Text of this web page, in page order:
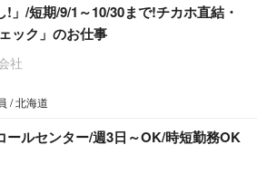
!」/短期/9/1～10/30まで!チカホ直結・
ック」のお仕事
社
/ 北海道
ールセンター/週3日～OK/時短勤務OK